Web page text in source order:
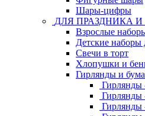
Шары-цифры
ДЛЯ ПРАЗДНИКА
Взрослые
Детские наборы
Свечи в торт
Хлопушки и
Гирлянды и
Гирлянды
Гирлянды
Гирлянды